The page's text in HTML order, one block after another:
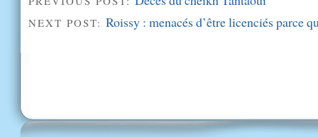
NEXT POST: Roissy : menacés d’être licenciés parce